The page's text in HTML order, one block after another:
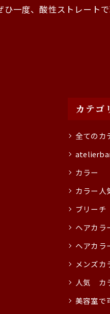
一度、酸性ストレート
カテゴ
全てのカ
カラー
カラー
ブリー
ヘアカラ
ヘアカ
メンズ
人気 カ
美容室で